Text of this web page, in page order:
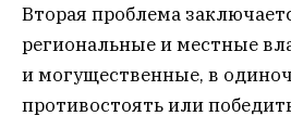
Вторая проблема
региональные и местные
и могущественные, в
противостоять или